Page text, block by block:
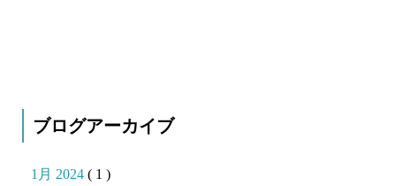
ブログアーカイブ
1月 2024( 1 )